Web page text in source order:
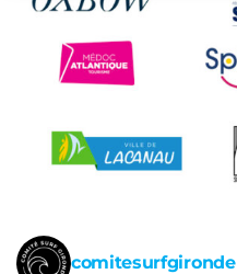
comitesurfgironde